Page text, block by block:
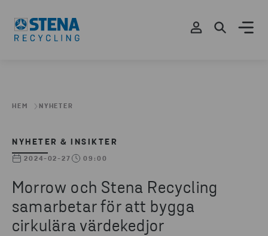
HEM NYHETER
NYHETER & INSIKTER
2024-02-27 09:00
Morrow och Stena Recycling
samarbetar för att bygga
cirkulära värdekedjor